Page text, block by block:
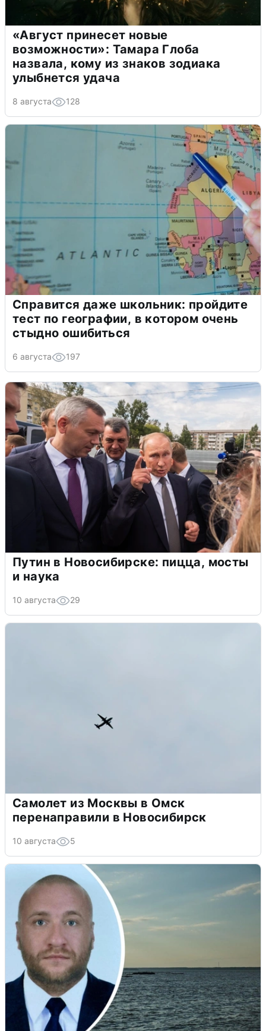
«Август принесет новые
возможности»: Тамара Глоба
назвала, кому из знаков зодиака
улыбнется удача
8 августа 128
Справится даже школьник: пройдите
тест по географии, в котором очень
стыдно ошибиться
6 августа 197
Путин в Новосибирске: пицца, мосты
и наука
10 августа 29
Самолет из Москвы в Омск
перенаправили в Новосибирск
10 августа 5